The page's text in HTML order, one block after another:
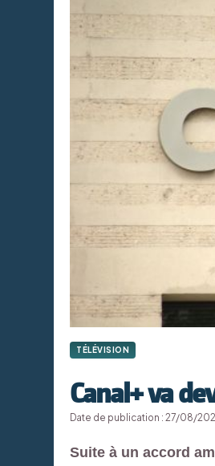
TÉLÉVISION
Canal+ va
Date de publication : 27/08/
Suite à un accord